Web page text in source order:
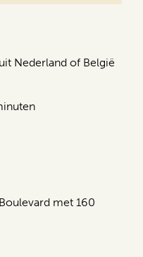
Nederland of België
met 160